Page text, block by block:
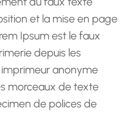
et la mise en page
Ipsum est le faux
depuis les
anonyme
morceaux de texte
de polices de